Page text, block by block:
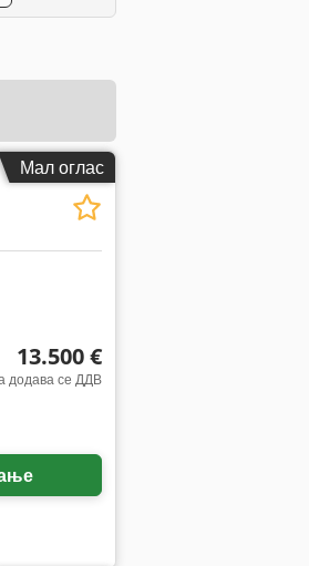
Мал оглас
13.500 €
додава се ДДВ